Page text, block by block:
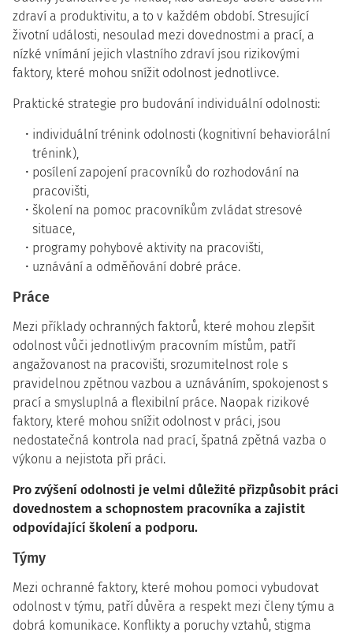
zdraví a produktivitu, a to v každém období. Stresující
životní události, nesoulad mezi dovednostmi a prací, a
nízké vnímání jejich vlastního zdraví jsou rizikovými
faktory, které mohou snížit odolnost jednotlivce.
Praktické strategie pro budování individuální odolnosti:
individuální trénink odolnosti (kognitivní behaviorální
trénink),
posílení zapojení pracovníků do rozhodování na
pracovišti,
školení na pomoc pracovníkům zvládat stresové
situace,
programy pohybové aktivity na pracovišti,
uznávání a odměňování dobré práce.
Práce
Mezi příklady ochranných faktorů, které mohou zlepšit
odolnost vůči jednotlivým pracovním místům, patří
angažovanost na pracovišti, srozumitelnost role s
pravidelnou zpětnou vazbou a uznáváním, spokojenost s
prací a smysluplná a flexibilní práce. Naopak rizikové
faktory, které mohou snížit odolnost v práci, jsou
nedostatečná kontrola nad prací, špatná zpětná vazba o
výkonu a nejistota při práci.
Pro zvýšení odolnosti je velmi důležité přizpůsobit práci
dovednostem a schopnostem pracovníka a zajistit
odpovídající školení a podporu.
Týmy
Mezi ochranné faktory, které mohou pomoci vybudovat
odolnost v týmu, patří důvěra a respekt mezi členy týmu a
dobrá komunikace. Konflikty a poruchy vztahů, stigma